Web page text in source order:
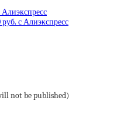
Алиэкспресс
с Алиэкспресс
not be published)